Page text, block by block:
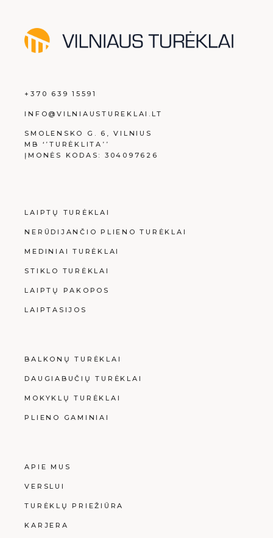
+370 639 15591
INFO@VILNIAUSTUREKLAI.LT
SMOLENSKO G. 6, VILNIUS
MB ‘’TURĖKLITA’’
ĮMONĖS KODAS: 304097626
LAIPTŲ TURĖKLAI
NERŪDIJANČIO PLIENO TURĖKLAI
MEDINIAI TURĖKLAI
STIKLO TURĖKLAI
LAIPTŲ PAKOPOS
LAIPTASIJOS
BALKONŲ TURĖKLAI
DAUGIABUČIŲ TURĖKLAI
MOKYKLŲ TURĖKLAI
PLIENO GAMINIAI
APIE MUS
VERSLUI
TURĖKLŲ PRIEŽIŪRA
KARJERA